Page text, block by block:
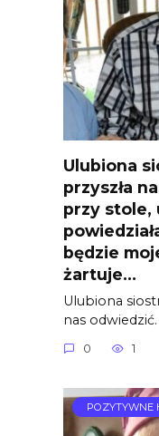
Ulubiona
przyszła
przy stole,
będzie
żartuje…
Ulubiona
nas odwiedzić.
0 1
POZYTYWNE